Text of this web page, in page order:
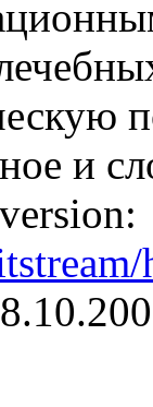
и